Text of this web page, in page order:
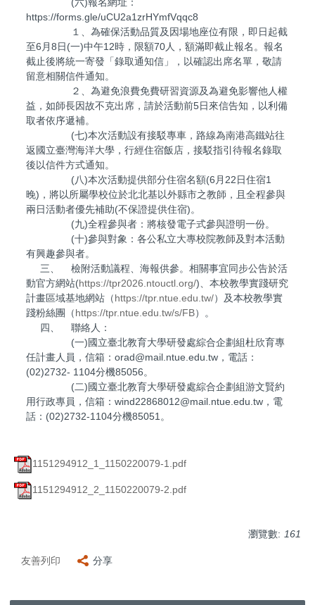
https://forms.gle/uCU2a1zrHYmfVqqc8
１、為確保活動品質及因場地座位有限，即日起截
至6月8日(一)中午12時，限額70人，額滿即截止報名。報名
截止後將統一寄發「錄取通知信」，以確認出席名單，敬請
留意相關信件通知。
２、為避免浪費免費研習資源及為避免影響他人權
益，如師長因故不克出席，請於活動前5日來信告知，以利備
取者依序遞補。
(七)本次活動設有接駁專車，路線為南港高鐵站往
返國立臺灣海洋大學，行經住宿飯店，接駁指引待報名錄取
後以信件方式通知。
(八)本次活動提供部分住宿名額(6月22日住宿1
晚)，將以所屬學校位於北北基以外縣市之教師，且全程參與
兩日活動者優先補助(不保證提供住宿)。
(九)全程參與者：將核發電子式參與證明一份。
(十)參與對象：各公私立大專校院教師及對本活動
有興趣參與者。
三、 檢附活動議程、海報供參。相關事宜同步公告於活
動官方網站(https://tpr2026.ntouctl.org/)、本校教學實踐研究
計畫區域基地網站（https://tpr.ntue.edu.tw/）及本校教學實
踐粉絲團（https://tpr.ntue.edu.tw/s/FB）。
四、 聯絡人：
(一)國立臺北教育大學研發處綜合企劃組杜欣育專
任計畫人員，信箱：orad@mail.ntue.edu.tw，電話：
(02)2732- 1104分機85056。
(二)國立臺北教育大學研發處綜合企劃組游文賢約
用行政專員，信箱：wind22868012@mail.ntue.edu.tw，電
話：(02)2732-1104分機85051。
1151294912_1_1150220079-1.pdf
1151294912_2_1150220079-2.pdf
瀏覽數: 161
友善列印 分享